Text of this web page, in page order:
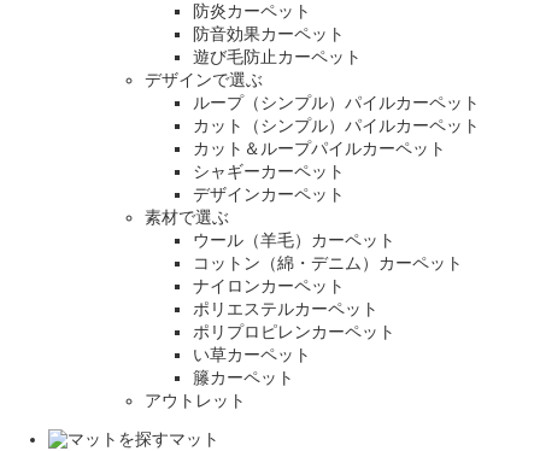
防炎カーペット
防音効果カーペット
遊び毛防止カーペット
デザインで選ぶ
ループ（シンプル）パイルカーペット
カット（シンプル）パイルカーペット
カット＆ループパイルカーペット
シャギーカーペット
デザインカーペット
素材で選ぶ
ウール（羊毛）カーペット
コットン（綿・デニム）カーペット
ナイロンカーペット
ポリエステルカーペット
ポリプロピレンカーペット
い草カーペット
籐カーペット
アウトレット
マット